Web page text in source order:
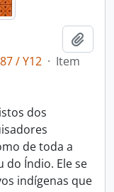
/ Y12 · Item
dos
de toda a
do Índio. Ele se
indígenas que